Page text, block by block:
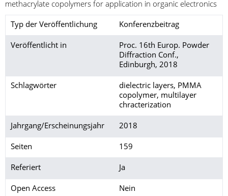
methacrylate copolymers for application in organic electronics
Typ der Veröffentlichung Konferenzbeitrag
Veröffentlicht in
Proc. 16th Europ. Powder
Diffraction Conf.,
Edinburgh, 2018
Schlagwörter
dielectric layers, PMMA
copolymer, multilayer
chracterization
Jahrgang/Erscheinungsjahr 2018
Seiten 159
Referiert Ja
Open Access Nein